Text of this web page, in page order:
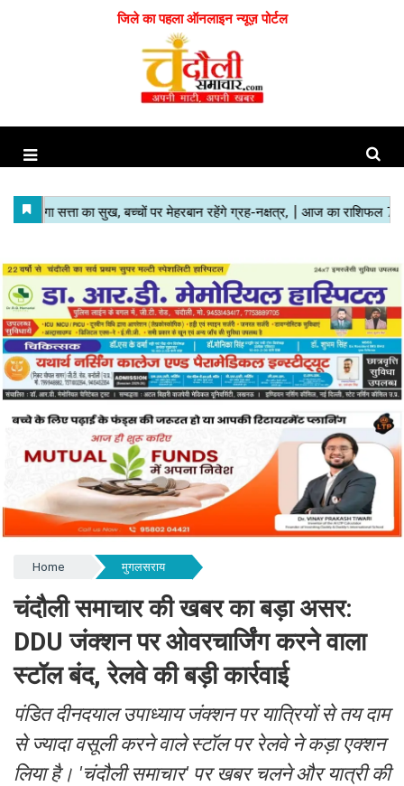
जिले का पहला ऑनलाइन न्यूज़ पोर्टल
Home मुगलसराय
चंदौली समाचार की खबर का बड़ा असर:
DDU जंक्शन पर ओवरचार्जिंग करने वाला
स्टॉल बंद, रेलवे की बड़ी कार्रवाई
पंडित दीनदयाल उपाध्याय जंक्शन पर यात्रियों से तय दाम
से ज्यादा वसूली करने वाले स्टॉल पर रेलवे ने कड़ा एक्शन
लिया है। 'चंदौली समाचार' पर खबर चलने और यात्री की